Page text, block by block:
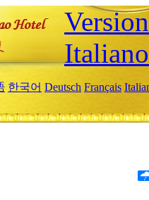
Italiano
한국어 Deutsch Français